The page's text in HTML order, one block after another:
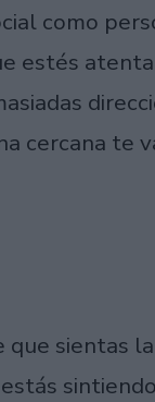
como
estés
cercana te
que sientas